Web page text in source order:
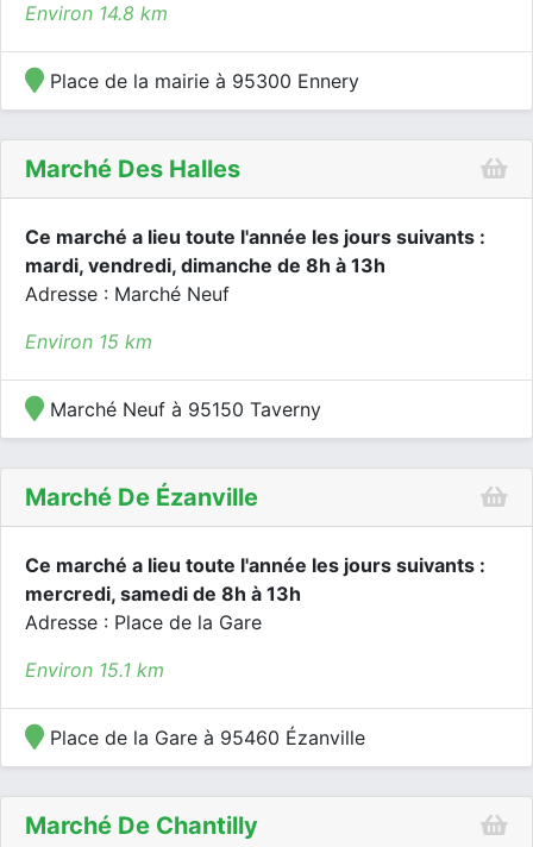
Environ 14.8 km
Place de la mairie à 95300 Ennery
Marché Des Halles
Ce marché a lieu toute l'année les jours suivants :
mardi, vendredi, dimanche de 8h à 13h
Adresse : Marché Neuf
Environ 15 km
Marché Neuf à 95150 Taverny
Marché De Ézanville
Ce marché a lieu toute l'année les jours suivants :
mercredi, samedi de 8h à 13h
Adresse : Place de la Gare
Environ 15.1 km
Place de la Gare à 95460 Ézanville
Marché De Chantilly